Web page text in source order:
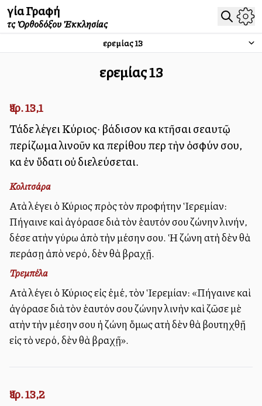
Ἁγία Γραφή
τῆς Ὀρθοδόξου Ἐκκλησίας
Ἰερεμίας13
Ἰερεμίας13
Ἰερ. 13,1
Τάδε λέγει Κύριος· βάδισον καὶ κτῆσαι σεαυτῷ
περίζωμα λινοῦν καὶ περίθου περὶ τὴν ὀσφύν σου,
καὶ ἐν ὕδατι οὐ διελεύσεται.
Κολιτσάρα
Αὐτὰ λέγει ὁ Κύριος πρὸς τὸν προφήτην Ἱερεμίαν:
Πήγαινε καὶ ἀγόρασε διὰ τὸν ἑαυτόν σου ζώνην λινήν,
δέσε αὐτὴν γύρω ἀπὸ τὴν μέσην σου. Ἡ ζώνη αὐτὴ δὲν θὰ
περάσῃ ἀπὸ νερό, δὲν θὰ βραχῇ.
Τρεμπέλα
Αὐτὰ λέγει ὁ Κύριος εἰς ἐμέ, τὸν Ἱερεμίαν: «Πήγαινε καὶ
ἀγόρασε διὰ τὸν ἑαυτόν σου ζώνην λινὴν καὶ ζῶσε μὲ
αὐτὴν τὴν μέσην σου ἡ ζώνη ὅμως αὐτὴ δὲν θὰ βουτηχθῇ
εἰς τὸ νερό, δὲν θὰ βραχῇ».
Ἰερ. 13,2